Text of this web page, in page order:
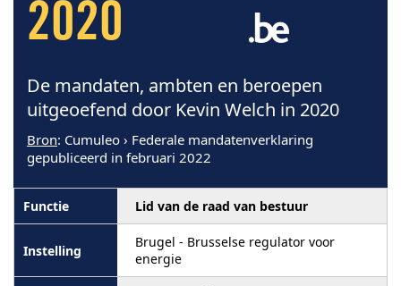
2020
De mandaten, ambten en beroepen
uitgeoefend door Kevin Welch in 2020
Bron: Cumuleo › Federale mandatenverklaring
gepubliceerd in februari 2022
Lid van de raad van bestuur
Brugel - Brusselse regulator voor
energie